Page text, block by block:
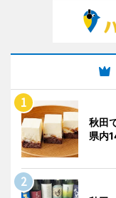
秋田
県内